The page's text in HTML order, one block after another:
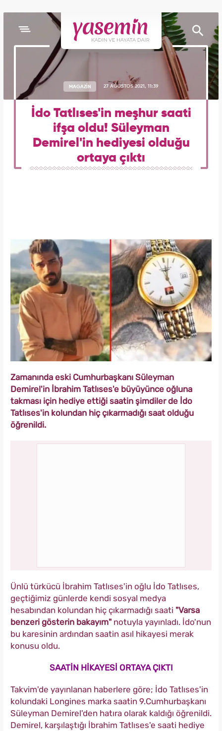
MAGAZİN 27 AĞUSTOS 2021, 11:39
İdo Tatlıses'in meşhur saati
ifşa oldu! Süleyman
Demirel'in hediyesi olduğu
ortaya çıktı
Zamanında eski Cumhurbaşkanı Süleyman
Demirel'in İbrahim Tatlıses'e büyüyünce oğluna
takması için hediye ettiği saatin şimdiler de İdo
Tatlıses'in kolundan hiç çıkarmadığı saat olduğu
öğrenildi.
Ünlü türkücü İbrahim Tatlıses'in oğlu İdo Tatlıses,
geçtiğimiz günlerde kendi sosyal medya
hesabından kolundan hiç çıkarmadığı saati "Varsa
benzeri gösterin bakayım" notuyla yayınladı. İdo'nun
bu karesinin ardından saatin asıl hikayesi merak
konusu oldu.
SAATİN HİKAYESİ ORTAYA ÇIKTI
Takvim'de yayınlanan haberlere göre; İdo Tatlıses'in
kolundaki Longines marka saatin 9.Cumhurbaşkanı
Süleyman Demirel'den hatıra olarak kaldığı öğrenildi.
Demirel, karşılaştığı İbrahim Tatlıses'e saati hediye